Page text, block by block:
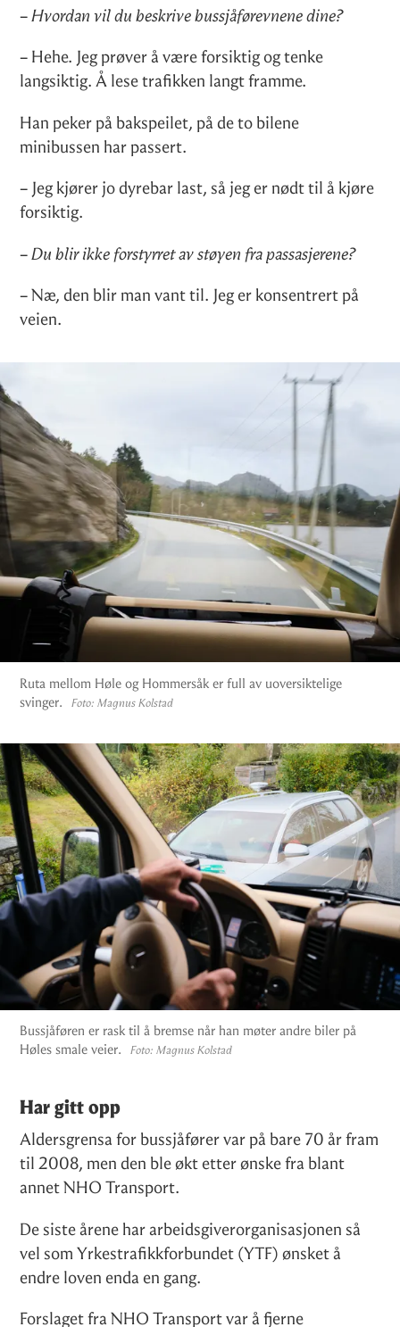
–Hvordan vil du beskrive bussjåførevnene dine?
– Hehe. Jeg prøver å være forsiktig og tenke
langsiktig. Å lese trafikken langt framme.
Han peker på bakspeilet, på de to bilene
minibussen har passert.
– Jeg kjører jo dyrebar last, så jeg er nødt til å kjøre
forsiktig.
–Du blir ikke forstyrret av støyen fra passasjerene?
– Næ, den blir man vant til. Jeg er konsentrert på
veien.
Ruta mellom Høle og Hommersåk er full av uoversiktelige
svinger.
Foto:Magnus Kolstad
Bussjåføren er rask til å bremse når han møter andre biler på
Høles smale veier.
Foto:Magnus Kolstad
Har gitt opp
Aldersgrensa for bussjåfører var på bare 70 år fram
til 2008, men den ble økt etter ønske fra blant
annet NHO Transport.
De siste årene har arbeidsgiverorganisasjonen så
vel som Yrkestrafikkforbundet (YTF) ønsket å
endre loven enda en gang.
Forslaget fra NHO Transport var å fjerne